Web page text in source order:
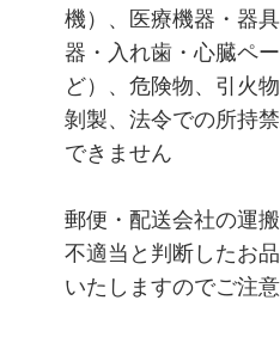
機）、医療機器・器
器・入れ歯・心臓ペ
ど）、危険物、引火
剝製、法令での所持
できません
郵便・配送会社の運
不適当と判断したお
いたしますのでご注